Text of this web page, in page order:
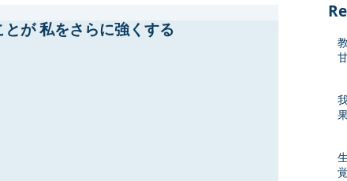
が 私をさらに強くする
教
我